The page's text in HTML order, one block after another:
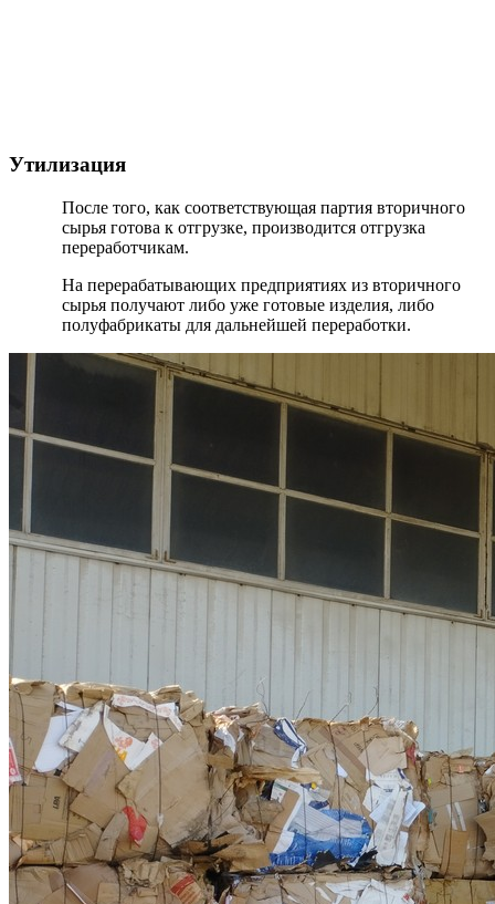
Утилизация
После того, как соответствующая партия вторичного
сырья готова к отгрузке, производится отгрузка
переработчикам.
На перерабатывающих предприятиях из вторичного
сырья получают либо уже готовые изделия, либо
полуфабрикаты для дальнейшей переработки.